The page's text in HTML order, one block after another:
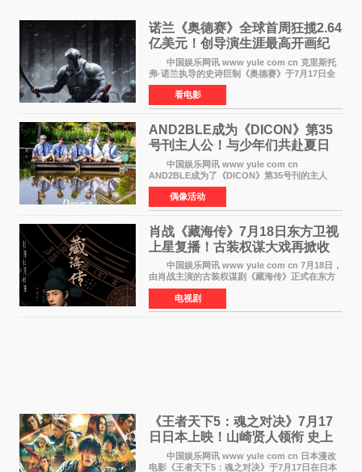
诺兰《奥德赛》全球首周狂揽2.64
亿美元！创导演生涯最高开画纪
中国娱乐网讯 www yule com cn 克里斯托
弗·诺兰执导的史诗巨制《奥德赛》于7月17日全
球上映，首周末票房表现远超预期——北美首周
三天粗报1 245亿美元（开画3919馆），全球首周
2 641亿美元
看电影
AND2BLE成为《DICON》第35
号刊主人公！与少年们共赴夏日
之约
中国娱乐网讯 www yule com cn
AND2BLE成为了《DICON》第35号刊的主人
公，本期标题为And The Summer。作为出道后
首次担任杂志画报主角的完整体，AND2BLE用清
澈的少年感与全新的夏天相遇了
偶像活动
肖战《藏海传》7月18日东方卫视
上星复播！古装权谋大戏再掀收
视热潮
中国娱乐网讯 www yule com cn 7月18日，
由肖战主演的古装权谋剧《藏海传》正式在东方
卫视上星复播，引发广泛关注。该剧此前已在网
络平台播出，凭借精良制作和紧凑剧情收获不俗
口碑，此次上
电视剧
《王者天下5：魂之对决》7月17
日日本上映！山崎贤人领衔 史上
最大“函谷关防卫战”
中国娱乐网讯 www yule com cn 日本漫改
电影《王者天下5：魂之对决》于7月17日在日本